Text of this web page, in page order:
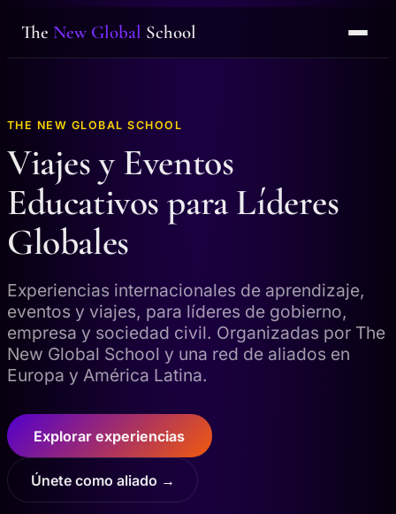
The New Global School
THE NEW GLOBAL SCHOOL
Viajes y Eventos
Educativos para Líderes
Globales
Experiencias internacionales de aprendizaje,
eventos y viajes, para líderes de gobierno,
empresa y sociedad civil. Organizadas por The
New Global School y una red de aliados en
Europa y América Latina.
Explorar experiencias
Únete como aliado →